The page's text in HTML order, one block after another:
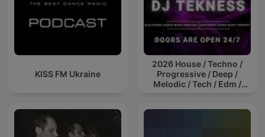
KISS FM Ukraine
2026 House / Techno /
Progressive / Deep /
Melodic / Tech / Edm /